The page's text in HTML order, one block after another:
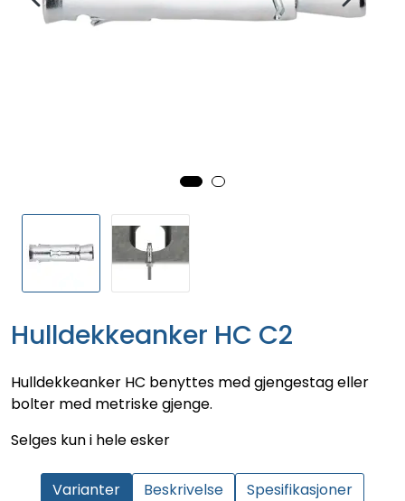
Hulldekkeanker HC C2
Hulldekkeanker HC benyttes med gjengestag eller
bolter med metriske gjenge.
Selges kun i hele esker
Varianter Beskrivelse
Spesifikasjoner